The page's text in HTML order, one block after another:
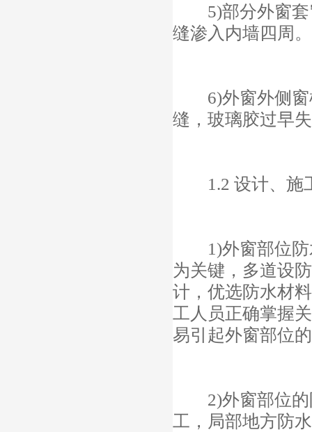
5)部分外窗套
缝渗入内墙四周。
6)外窗外侧窗
缝，玻璃胶过早
1.2 设计、施
1)外窗部位防
为关键，多道设
计，优选防水材
工人员正确掌握
易引起外窗部位
2)外窗部位的
工，局部地方防